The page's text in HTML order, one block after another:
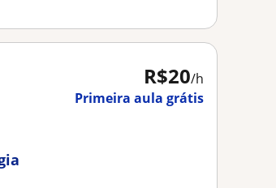
R$20/h
Primeira aula grátis